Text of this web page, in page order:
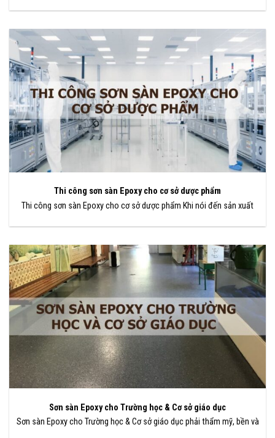
Thi công sơn sàn Epoxy cho cơ sở dược phẩm
Thi công sơn sàn Epoxy cho cơ sở dược phẩm Khi nói đến sản xuất
Sơn sàn Epoxy cho Trường học & Cơ sở giáo dục
Sơn sàn Epoxy cho Trường học & Cơ sở giáo dục phải thẩm mỹ, bền và